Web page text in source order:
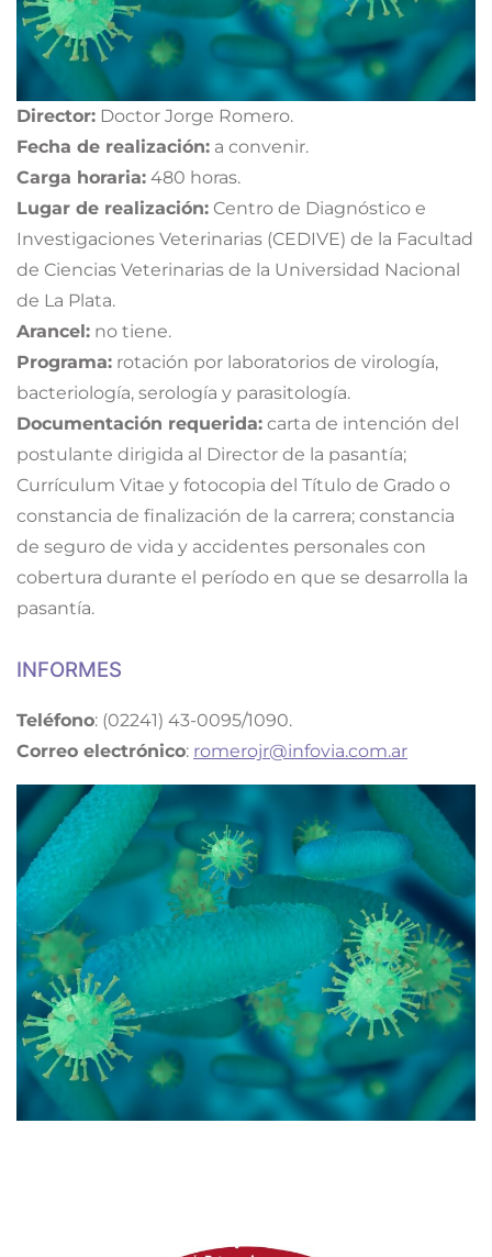
Director: Doctor Jorge Romero.
Fecha de realización: a convenir.
Carga horaria: 480 horas.
Lugar de realización: Centro de Diagnóstico e
Investigaciones Veterinarias (CEDIVE) de la Facultad
de Ciencias Veterinarias de la Universidad Nacional
de La Plata.
Arancel: no tiene.
Programa: rotación por laboratorios de virología,
bacteriología, serología y parasitología.
Documentación requerida: carta de intención del
postulante dirigida al Director de la pasantía;
Currículum Vitae y fotocopia del Título de Grado o
constancia de finalización de la carrera; constancia
de seguro de vida y accidentes personales con
cobertura durante el período en que se desarrolla la
pasantía.
INFORMES
Teléfono: (02241) 43-0095/1090.
Correo electrónico: romerojr@infovia.com.ar